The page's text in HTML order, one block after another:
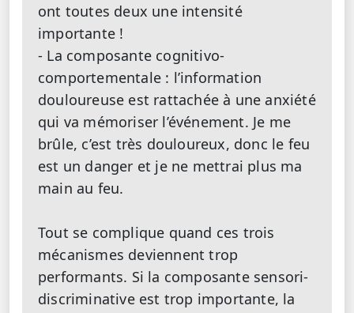
ont toutes deux une intensité
importante !
- La composante cognitivo-
comportementale : l’information
douloureuse est rattachée à une anxiété
qui va mémoriser l’événement. Je me
brûle, c’est très douloureux, donc le feu
est un danger et je ne mettrai plus ma
main au feu.
Tout se complique quand ces trois
mécanismes deviennent trop
performants. Si la composante sensori-
discriminative est trop importante, la